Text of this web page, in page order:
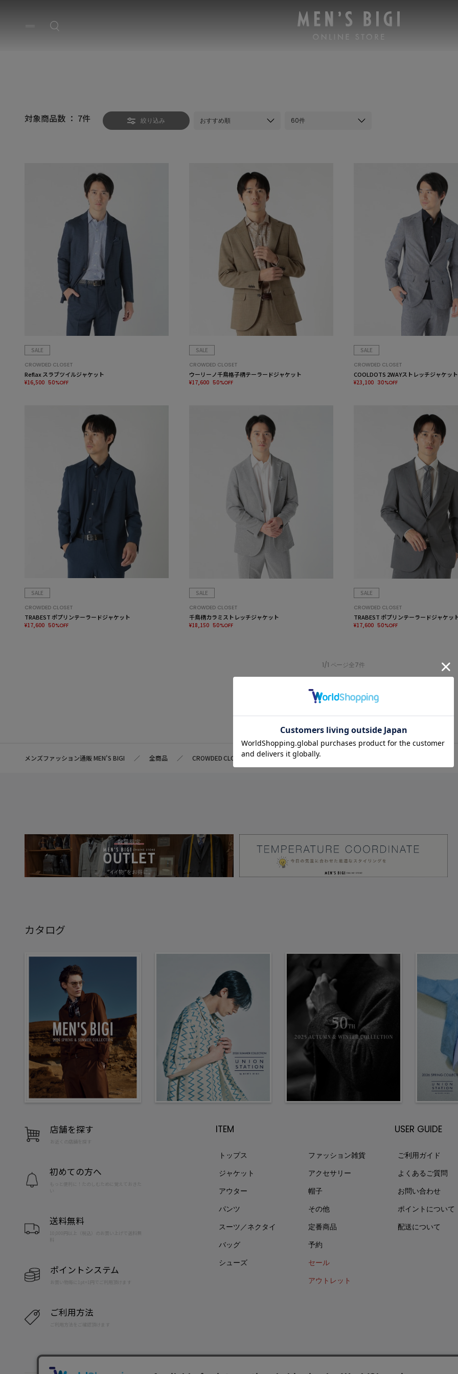
対象商品数 ： 7件 絞り込み おすすめ順 60件
SALE
CROWDED CLOSET
Reflax スラブツイルジャケット
¥16,500 50%OFF
SALE
CROWDED CLOSET
ウーリーノ千鳥格子柄テーラードジャケット
¥17,600 50%OFF
SALE
CROWDED CLOSET
COOLDOTS 2WAYストレッチジャケット
¥23,100 30%OFF
SALE
CROWDED CLOSET
TRABEST ポプリンテーラードジャケット
¥17,600 50%OFF
SALE
CROWDED CLOSET
千鳥柄カラミストレッチジャケット
¥18,150 50%OFF
SALE
CROWDED CLOSET
TRABEST ポプリンテーラードジャケッ
¥17,600 50%OFF
1/1 ページ全7件
1
メンズファッション通販 MEN'S BIGI 全商品 CROWDED CLOSET
カタログ
店舗を探す
お近くの店舗を探す
初めての方へ
もっと便利に！たのしむために覚えておきた
送料無料
10,000円以上（税込）のお買い上げで送料無
ポイントシステム
お買い物毎に1pt=1円でご利用頂けます
ご利用方法
ご利用方法をご確認頂けます
ITEM
トップス
ジャケット
アウター
パンツ
スーツ／ネクタイ
バッグ
シューズ
ファッション雑貨
アクセサリー
帽子
その他
定番商品
予約
セール
アウトレット
USER GUIDE
ご利用ガイド
よくあるご質問
お問い合わせ
ポイントについて
配送について